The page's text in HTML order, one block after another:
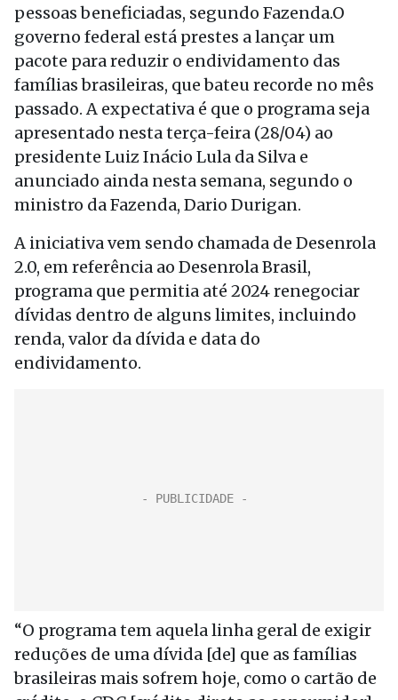
pessoas beneficiadas, segundo Fazenda.O
governo federal está prestes a lançar um
pacote para reduzir o endividamento das
famílias brasileiras, que bateu recorde no mês
passado. A expectativa é que o programa seja
apresentado nesta terça-feira (28/04) ao
presidente Luiz Inácio Lula da Silva e
anunciado ainda nesta semana, segundo o
ministro da Fazenda, Dario Durigan.
A iniciativa vem sendo chamada de Desenrola
2.0, em referência ao Desenrola Brasil,
programa que permitia até 2024 renegociar
dívidas dentro de alguns limites, incluindo
renda, valor da dívida e data do
endividamento.
“O programa tem aquela linha geral de exigir
reduções de uma dívida [de] que as famílias
brasileiras mais sofrem hoje, como o cartão de